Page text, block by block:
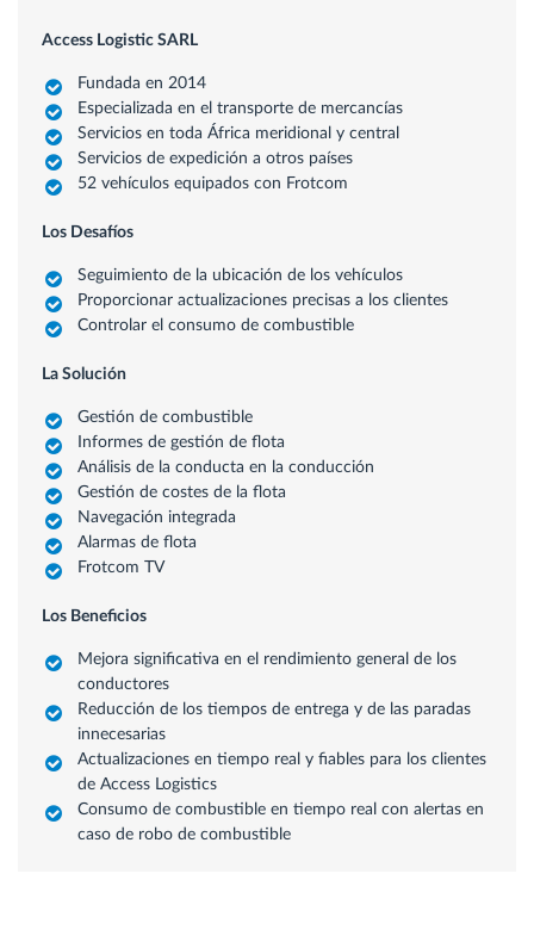
Access Logistic SARL
Fundada en 2014
Especializada en el transporte de mercancías
Servicios en toda África meridional y central
Servicios de expedición a otros países
52 vehículos equipados con Frotcom
Los Desafíos
Seguimiento de la ubicación de los vehículos
Proporcionar actualizaciones precisas a los clientes
Controlar el consumo de combustible
La Solución
Gestión de combustible
Informes de gestión de flota
Análisis de la conducta en la conducción
Gestión de costes de la flota
Navegación integrada
Alarmas de flota
Frotcom TV
Los Beneficios
Mejora significativa en el rendimiento general de los
conductores
Reducción de los tiempos de entrega y de las paradas
innecesarias
Actualizaciones en tiempo real y fiables para los clientes
de Access Logistics
Consumo de combustible en tiempo real con alertas en
caso de robo de combustible